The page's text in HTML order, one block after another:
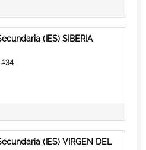
(IES) SIBERIA
(IES) VIRGEN DEL